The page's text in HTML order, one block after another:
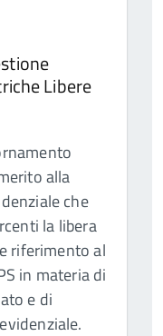
Libere
alla
che
la libera
riferimento al
in materia di
e di